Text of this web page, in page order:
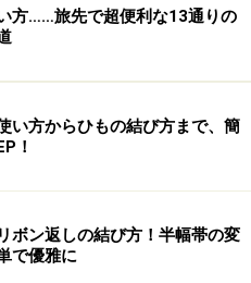
花を散らす風でもありま
方……旅先で超便利な13通りの
い方からひもの結び方まで、簡
！
ボン返しの結び方！半幅帯の変
で優雅に